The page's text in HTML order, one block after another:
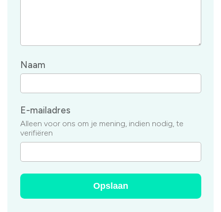
Naam
E-mailadres
Alleen voor ons om je mening, indien nodig, te
verifiëren